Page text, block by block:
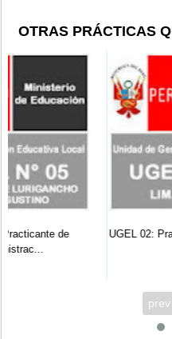
OTRAS PRÁCTICAS
UGEL 02: Practicante de Derecho
prev